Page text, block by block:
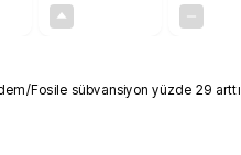
/Fosile sübvansiyon yüzde 29 arttı